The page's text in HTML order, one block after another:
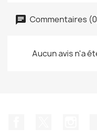
Commentaires
Aucun avis n'a